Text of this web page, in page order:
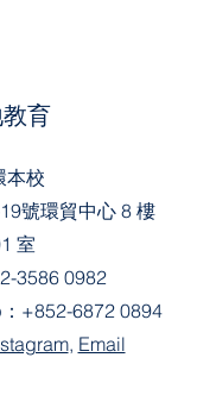
育
本校
號環貿中心 8 樓
室
3586 0982
+852-6872 0894
, Email